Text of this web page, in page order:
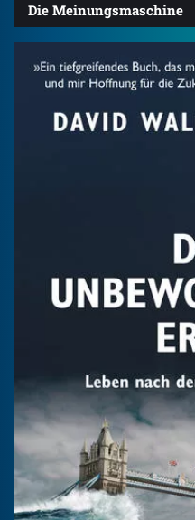
Die Meinungsmaschine